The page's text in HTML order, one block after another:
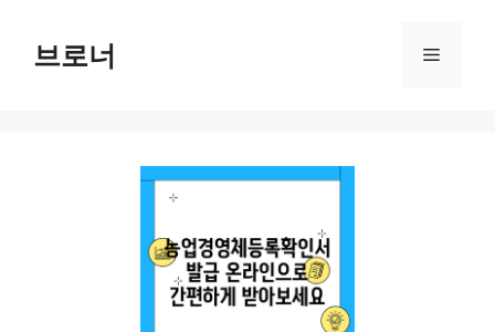
브로너 메